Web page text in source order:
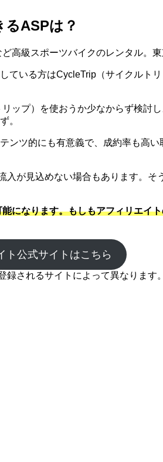
ASPは？
級スポーツバイクのレンタル。
いる方はCycleTrip（サイクルト
ップ）を使おうか少なからず検討
。
ツ的にも有意義で、成約率も高
が見込めない場合もあります。
なります。もしもアフィリエイ
ト公式サイトはこちら
されるサイトによって異なりま